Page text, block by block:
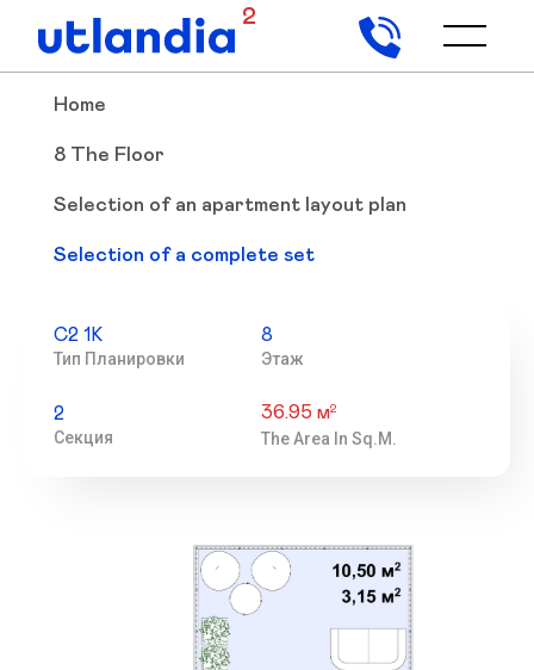
2
Home
8 The Floor
Selection of an apartment layout plan
Selection of a complete set
С2 1К
Тип Планировки
8
Этаж
2
Секция
36.95 м2
The Area In Sq.m.